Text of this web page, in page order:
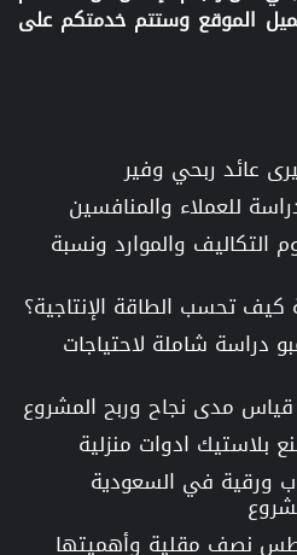
الموقع وستتم خدمتكم على
عائد ربحي وفير
للعملاء والمنافسين
والموارد ونسبة
تحسب الطاقة الإنتاجية؟
شاملة لاحتياجات
مدى نجاح وربح المشروع
ادوات منزلية
ورقية في السعودية
نصف مقلية وأهميتها